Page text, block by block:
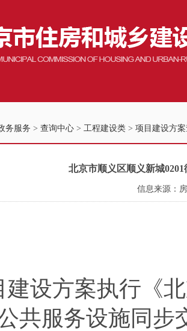
务服务 > 查询中心 > 工程建设类 > 项目建设方
北京市顺义区顺义新城
信息来源：
建设方案执行《
共服务设施同步